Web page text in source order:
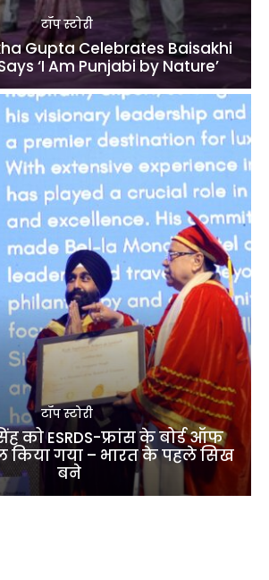
टॉप स्टोरी
Gupta Celebrates Baisakhi
‘I Am Punjabi by Nature’
टॉप स्टोरी
को ESRDS-फ्रांस के बोर्ड ऑफ
किया गया – भारत के पहले सिख
बने